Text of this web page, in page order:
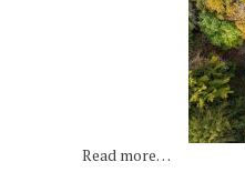
Read more…